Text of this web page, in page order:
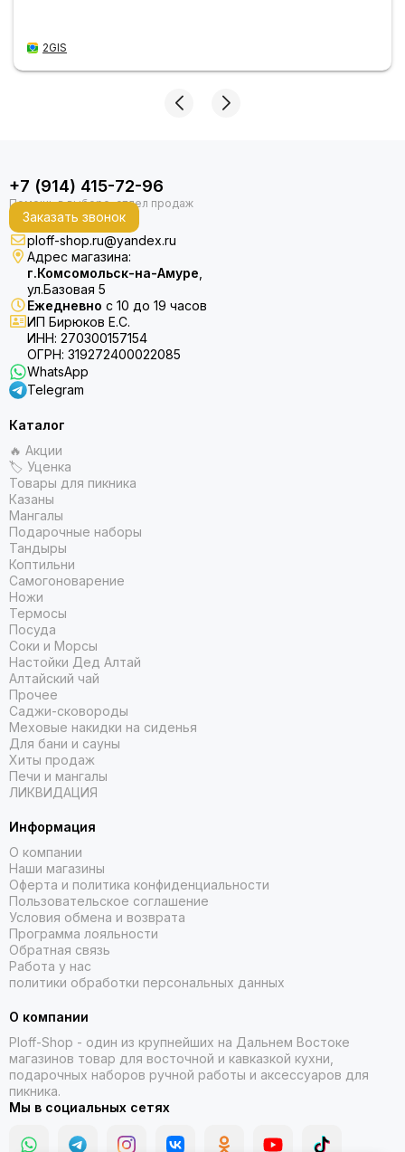
2GIS
+7 (914) 415-72-96
Заказать звонок
ploff-shop.ru@yandex.ru
Адрес магазина:
г.Комсомольск-на-Амуре
ул.Базовая 5
Ежедневно с 10 до 19 часов
ИП Бирюков Е.С.
ИНН: 270300157154
ОГРН: 319272400022085
WhatsApp
Telegram
Каталог
🔥 Акции
🏷 Уценка
Товары для пикника
Казаны
Мангалы
Подарочные наборы
Тандыры
Коптильни
Самогоноварение
Ножи
Термосы
Посуда
Соки и Морсы
Настойки Дед Алтай
Алтайский чай
Прочее
Саджи-сковороды
Меховые накидки на сиденья
Для бани и сауны
Хиты продаж
Печи и мангалы
ЛИКВИДАЦИЯ
Информация
О компании
Наши магазины
Оферта и политика конфиденциальности
Пользовательское соглашение
Условия обмена и возврата
Программа лояльности
Обратная связь
Работа у нас
политики обработки персональных данных
О компании
Ploff-Shop - один из крупнейших на Дальнем Востоке
магазинов товар для восточной и кавказкой кухни,
подарочных наборов ручной работы и аксессуаров для
пикника.
Мы в социальных сетях